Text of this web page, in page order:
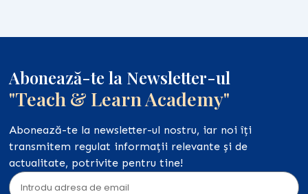
Abonează-te la Newsletter-ul
"Teach & Learn Academy"
Abonează-te la newsletter-ul nostru, iar noi îți
transmitem regulat informații relevante și de
actualitate, potrivite pentru tine!